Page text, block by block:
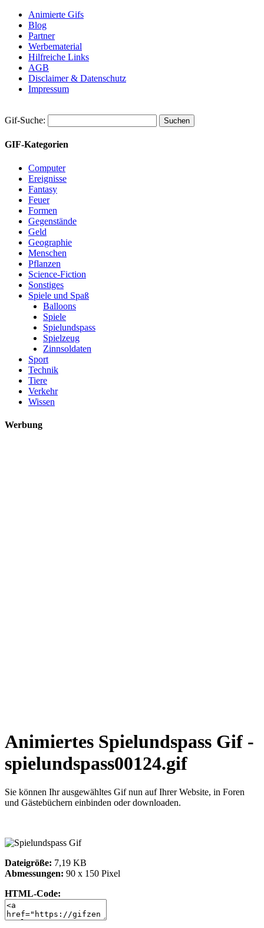
Animierte Gifs
Blog
Partner
Werbematerial
Hilfreiche Links
AGB
Disclaimer & Datenschutz
Impressum
Gif-Suche:
GIF-Kategorien
Computer
Ereignisse
Fantasy
Feuer
Formen
Gegenstände
Geld
Geographie
Menschen
Pflanzen
Science-Fiction
Sonstiges
Spiele und Spaß
Balloons
Spiele
Spielundspass
Spielzeug
Zinnsoldaten
Sport
Technik
Tiere
Verkehr
Wissen
Werbung
Animiertes Spielundspass Gif -
spielundspass00124.gif
Sie können Ihr ausgewähltes Gif nun auf Ihrer Website, in Foren
und Gästebüchern einbinden oder downloaden.
Dateigröße: 7,19 KB
Abmessungen: 90 x 150 Pixel
HTML-Code: